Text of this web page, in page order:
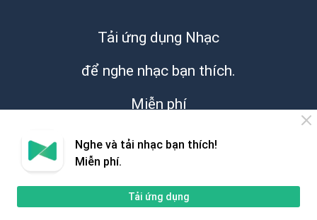
Tải ứng dụng Nhạc
để nghe nhạc bạn thích.
Miễn phí
Hỗ trợ
Nghe và tải nhạc bạn thích!
Miễn phí.
Tải ứng dụng